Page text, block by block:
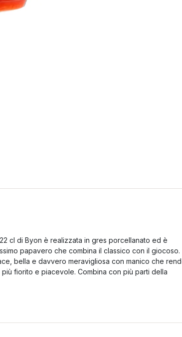
cl di Byon è realizzata in gres porcellanato ed è
papavero che combina il classico con il giocoso.
bella e davvero meravigliosa con manico che
più fiorito e piacevole. Combina con più parti della